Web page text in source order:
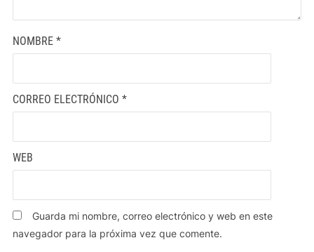
NOMBRE *
CORREO ELECTRÓNICO *
WEB
Guarda mi nombre, correo electrónico y web en este
navegador para la próxima vez que comente.